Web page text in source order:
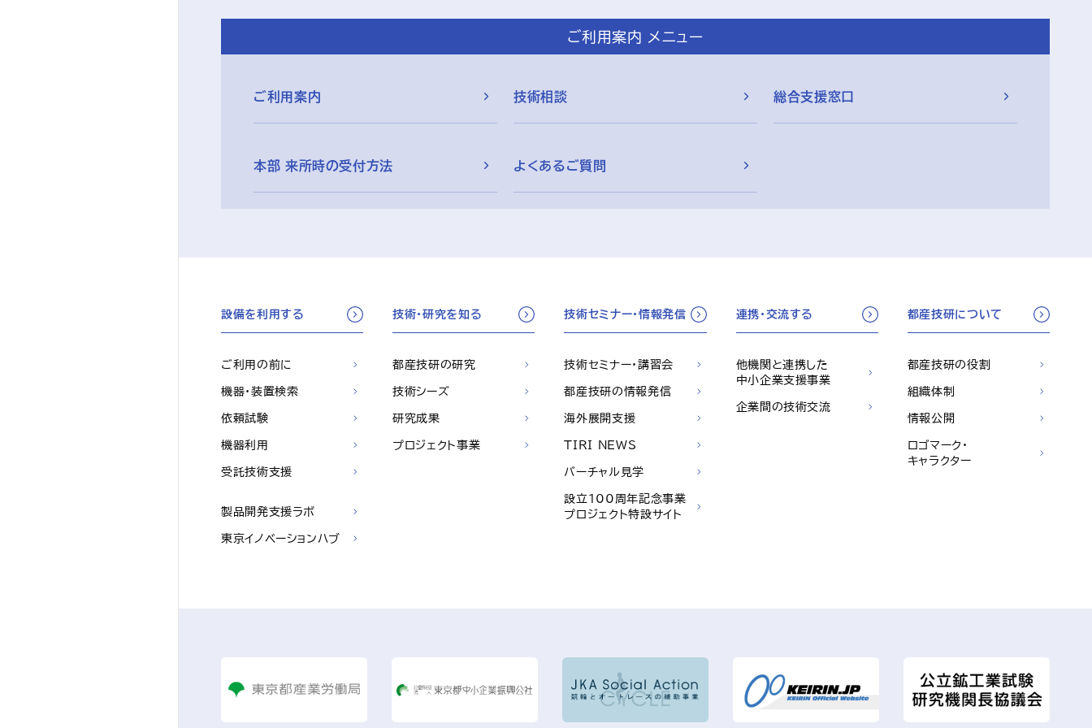
ご利用案内 メニュー
ご利用案内 技術相談 総合支援窓口
本部 来所時の受付方法 よくあるご質問
設備を利用する
ご利用の前に
機器・装置検索
依頼試験
機器利用
受託技術支援
製品開発支援ラボ
東京イノベーションハブ
技術・研究を知る
都産技研の研究
技術シーズ
研究成果
プロジェクト事業
技術セミナー・情報発信
技術セミナー・講習会
都産技研の情報発信
海外展開支援
TIRI NEWS
バーチャル見学
設立100周年記念事業
プロジェクト特設サイト
連携・交流する
他機関と連携した
中小企業支援事業
企業間の技術交流
都産技研について
都産技研の役割
組織体制
情報公開
ロゴマーク・
キャラクター